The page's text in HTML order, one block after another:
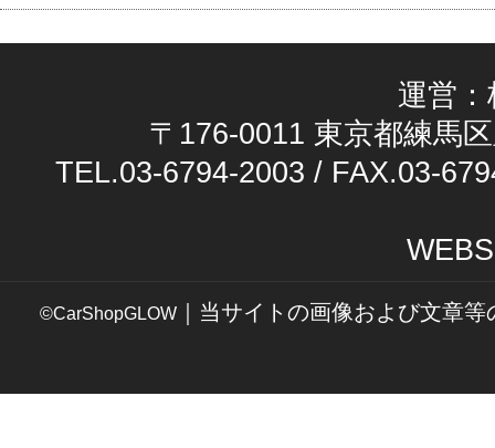
運営
〒176-0011 東京都練馬
TEL.03-6794-2003 / FAX.03-
©CarShopGLOW ｜当サイトの画像および文章